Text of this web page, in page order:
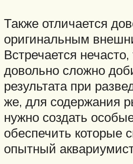
Также отличается
оригинальным
Встречается нечасто,
довольно сложно
результата при
же, для содержания
нужно создать
обеспечить которые
опытный